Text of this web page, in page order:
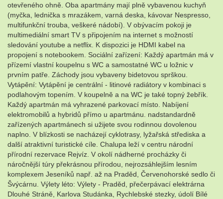
otevřeného ohně. Oba apartmány mají plně vybavenou kuchyň
(myčka, lednička s mrazákem, varná deska, kávovar Nespresso,
multifunkční trouba, veškeré nádobí). V obývacím pokoji je
multimediální smart TV s připojením na internet s možností
sledování youtube a netflix. K dispozici je HDMI kabel na
propojení s notebookem. Sociální zařízení: Každý apartmán má v
přízemí vlastní koupelnu s WC a samostatné WC u ložnic v
prvním patře. Záchody jsou vybaveny bidetovou sprškou.
Vytápění: Vytápění je centrální - litinové radiátory v kombinaci s
podlahovým topením. V koupelně a na WC je také topný žebřík.
Každý apartmán má vyhrazené parkovací místo. Nabíjení
elektromobilů a hybridů přímo u apartmánu. nadstandardně
zařízených apartmánech si užijete svou rodinnou dovolenou
naplno. V blízkosti se nacházejí cyklotrasy, lyžařská střediska a
další atraktivní turistické cíle. Chalupa leží v centru národní
přírodní rezervace Rejvíz. V okolí nádherné procházky či
náročnější túry překrásnou přírodou, nejrozsáhlejším lesním
komplexem Jeseníků např. až na Praděd, Červenohorské sedlo či
Švýcárnu. Výlety léto: Výlety - Praděd, přečerpávací elektrárna
Dlouhé Stráně, Karlova Studánka, Rychlebské stezky, údolí Bílé